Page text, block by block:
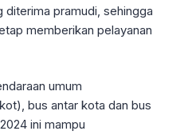
diterima pramudi, sehingga
memberikan pelayanan
umum
bus antar kota dan bus
ini mampu